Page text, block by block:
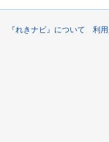
『れきナビ』について 利